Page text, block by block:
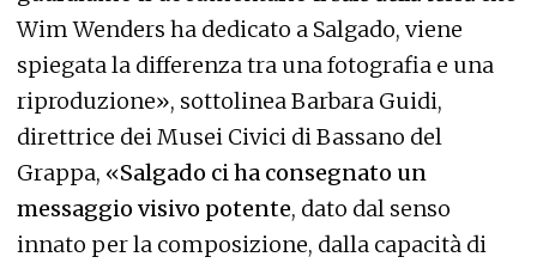
Wim Wenders ha dedicato a Salgado, viene
spiegata la differenza tra una fotografia e una
riproduzione», sottolinea Barbara Guidi,
direttrice dei Musei Civici di Bassano del
Grappa, «Salgado ci ha consegnato un
messaggio visivo potente, dato dal senso
innato per la composizione, dalla capacità di